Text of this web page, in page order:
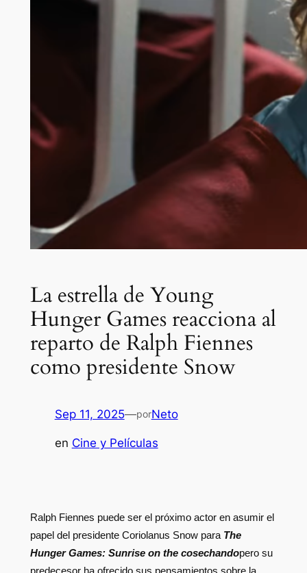
La estrella de Young
Hunger Games reacciona al
reparto de Ralph Fiennes
como presidente Snow
Sep 11, 2025—porNeto
en Cine y Películas
Ralph Fiennes puede ser el próximo actor en asumir el
papel del presidente Coriolanus Snow para The
Hunger Games: Sunrise on the cosechandopero su